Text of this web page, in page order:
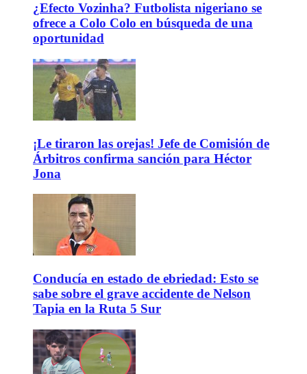
¿Efecto Vozinha? Futbolista nigeriano se
ofrece a Colo Colo en búsqueda de una
oportunidad
¡Le tiraron las orejas! Jefe de Comisión de
Árbitros confirma sanción para Héctor
Jona
Conducía en estado de ebriedad: Esto se
sabe sobre el grave accidente de Nelson
Tapia en la Ruta 5 Sur